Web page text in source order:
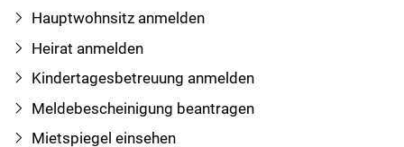
Hauptwohnsitz anmelden
Heirat anmelden
Kindertagesbetreuung anmelden
Meldebescheinigung beantragen
Mietspiegel einsehen